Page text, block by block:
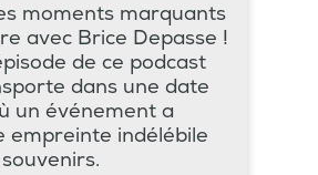
moments marquants
avec Brice Depasse !
de ce podcast
dans une date
un événement a
empreinte indélébile